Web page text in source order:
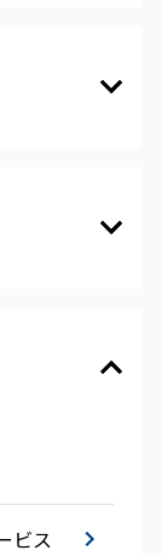
ビス